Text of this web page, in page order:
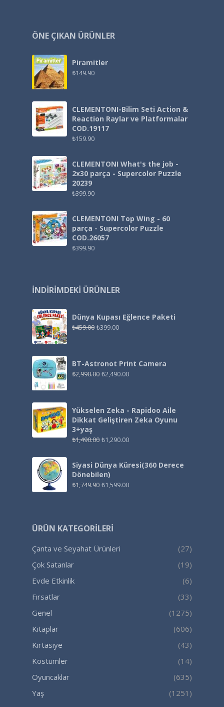
ÖNE ÇIKAN ÜRÜNLER
Piramitler
₺149.90
CLEMENTONI-Bilim Seti Action &
Reaction Raylar ve Platformalar
COD.19117
₺159.90
CLEMENTONI What's the job -
2x30 parça - Supercolor Puzzle
20239
₺399.90
CLEMENTONI Top Wing - 60
parça - Supercolor Puzzle
COD.26057
₺399.90
İNDIRIMDEKI ÜRÜNLER
Dünya Kupası Eğlence Paketi
₺459.00 ₺399.00
BT-Astronot Print Camera
₺2,990.00 ₺2,490.00
Yükselen Zeka - Rapidoo Aile
Dikkat Geliştiren Zeka Oyunu
3+yaş
₺1,490.00 ₺1,290.00
Siyasi Dünya Küresi(360 Derece
Dönebilen)
₺1,749.90 ₺1,599.00
ÜRÜN KATEGORILERI
Çanta ve Seyahat Ürünleri
(27)
Çok Satanlar
(19)
Evde Etkinlik
(6)
Fırsatlar
(33)
Genel
(1275)
Kitaplar
(606)
Kırtasiye
(43)
Kostümler
(14)
Oyuncaklar
(635)
Yaş
(1251)